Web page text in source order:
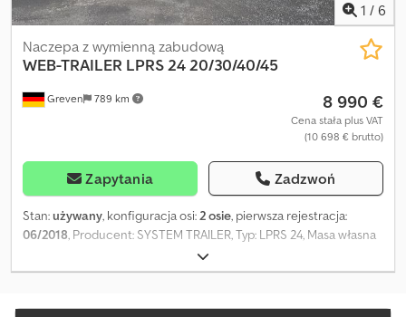
1 / 6
Greven 789 km
Naczepa z wymienną zabudową
WEB-TRAILER LPRS 24 20/30/40/45
8 990 €
Cena stała plus VAT
(10 698 € brutto)
Zapytania Zadzwoń
Stan:używany, konfiguracja osi:2 osie, pierwsza rejestracja:
06/2018, Producent: SYSTEM TRAILER, Typ: LPRS 24, Masa własna
(kg): 5.340 kg, Dopuszczalna masa całkowita (kg): 43.000 kg, Oś
podnoszona, Wysuw z tyłu Dkjdpfxexbmn Io Ab Ssr